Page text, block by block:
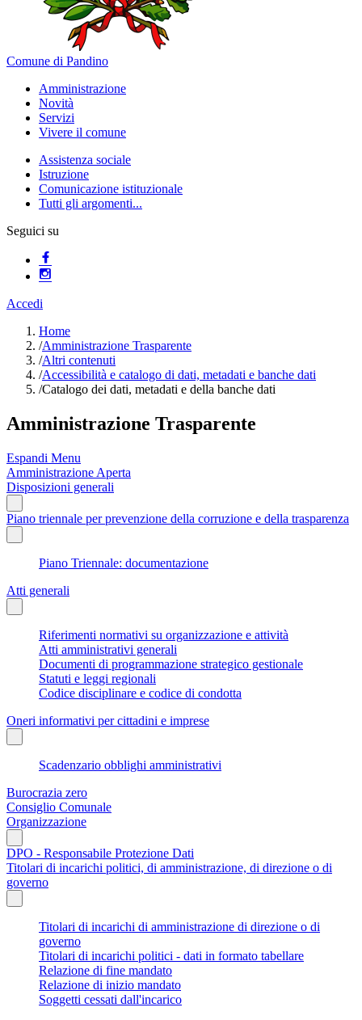
Comune di Pandino
Amministrazione
Novità
Servizi
Vivere il comune
Assistenza sociale
Istruzione
Comunicazione istituzionale
Tutti gli argomenti...
Seguici su
Accedi
Home
/Amministrazione Trasparente
/Altri contenuti
/Accessibilità e catalogo di dati, metadati e banche dati
/Catalogo dei dati, metadati e della banche dati
Amministrazione Trasparente
Espandi Menu
Amministrazione Aperta
Disposizioni generali
Piano triennale per prevenzione della corruzione e della trasparenza
Piano Triennale: documentazione
Atti generali
Riferimenti normativi su organizzazione e attività
Atti amministrativi generali
Documenti di programmazione strategico gestionale
Statuti e leggi regionali
Codice disciplinare e codice di condotta
Oneri informativi per cittadini e imprese
Scadenzario obblighi amministrativi
Burocrazia zero
Consiglio Comunale
Organizzazione
DPO - Responsabile Protezione Dati
Titolari di incarichi politici, di amministrazione, di direzione o di
governo
Titolari di incarichi di amministrazione di direzione o di
governo
Titolari di incarichi politici - dati in formato tabellare
Relazione di fine mandato
Relazione di inizio mandato
Soggetti cessati dall'incarico